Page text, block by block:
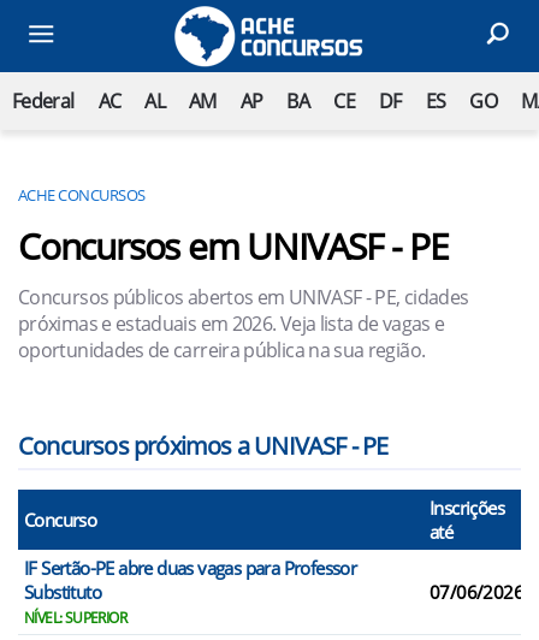
Federal AC AL AM AP BA CE DF ES GO
ACHE CONCURSOS
Concursos em UNIVASF - PE
Concursos públicos abertos em UNIVASF - PE, cidades
próximas e estaduais em 2026. Veja lista de vagas e
oportunidades de carreira pública na sua região.
Concursos próximos a UNIVASF - PE
Concurso
Inscrições
até
IF Sertão-PE abre duas vagas para Professor
Substituto
NÍVEL: SUPERIOR
07/06/2026